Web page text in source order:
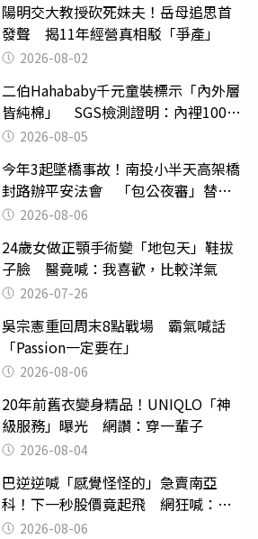
陽明交大教授砍死妹夫！岳母追思首
發聲 揭11年經營真相駁「爭產」
2026-08-02
二伯Hahababy千元童裝標示「內外層
皆純棉」 SGS檢測證明：內裡100%
聚酯纖維
2026-08-05
今年3起墜橋事故！南投小半天高架橋
封路辦平安法會 「包公夜審」替亡
魂伸冤
2026-08-06
24歲女做正顎手術變「地包天」鞋拔
子臉 醫竟喊：我喜歡，比較洋氣
2026-07-26
吳宗憲重回周末8點戰場 霸氣喊話
「Passion一定要在」
2026-08-06
20年前舊衣變身精品！UNIQLO「神
級服務」曝光 網讚：穿一輩子
2026-08-04
巴逆逆喊「感覺怪怪的」急賣南亞
科！下一秒股價竟起飛 網狂喊：大V
天龍2026-08-06